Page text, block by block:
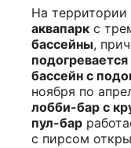
На
аквапарк с
бассейны,
бассейн с
ноября по
лобби-бар с
пул-бар
с пирсом